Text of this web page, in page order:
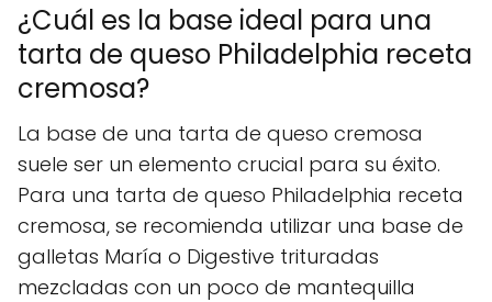
¿Cuál es la base ideal para una
tarta de queso Philadelphia receta
cremosa?
La base de una tarta de queso cremosa
suele ser un elemento crucial para su éxito.
Para una tarta de queso Philadelphia receta
cremosa, se recomienda utilizar una base de
galletas María o Digestive trituradas
mezcladas con un poco de mantequilla